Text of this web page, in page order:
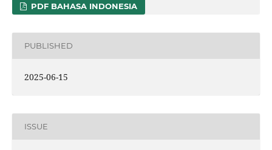
PDF BAHASA INDONESIA
PUBLISHED
2025-06-15
ISSUE